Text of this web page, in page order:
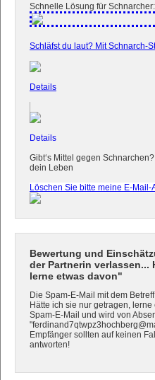
Schnelle Lösung für
Schläfst du laut? Mit Schnarch-
Details
Details
Gibt‘s Mittel gegen
dein Leben
Löschen Sie bitte meine E-Mail-
Bewertung und
der Partnerin verlassen...
lerne etwas davon"
Die Spam-E-Mail mit dem
Hätte ich sie nur getragen,
Spam-E-Mail und wird von
Empfänger sollten auf keinen
antworten!